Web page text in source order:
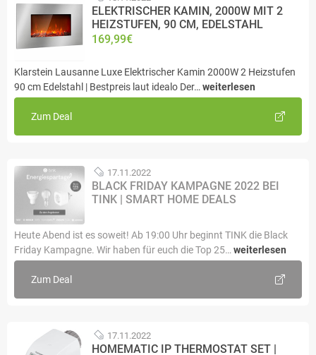
ELEKTRISCHER KAMIN, 2000W MIT 2
HEIZSTUFEN, 90 CM, EDELSTAHL
169,99€
Klarstein Lausanne Luxe Elektrischer Kamin 2000W 2 Heizstufen
90 cm Edelstahl | Bestpreis laut idealo Der…weiterlesen
Zum Deal
17.11.2022
BLACK FRIDAY KAMPAGNE 2022 BEI
TINK | SMART HOME DEALS
Heute Abend ist es soweit! Ab 19:00 Uhr beginnt TINK die Black
Friday Kampagne. Wir haben für euch die Top 25… weiterlesen
Zum Deal
17.11.2022
HOMEMATIC IP THERMOSTAT SET |